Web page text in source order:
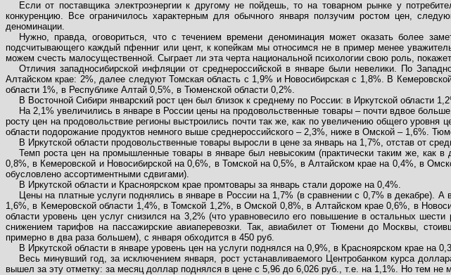
Если от поставщика электроэнергии к другому не пойдешь, то на товарном рынке у
конкуренцию. Все ограничилось характерным для обычного января ползучим ростом цен,
деноминации.
Нужно, правда, оговориться, что с течением времени деноминация может оказать более
подсчитывающего каждый пфенниг или цент, к копейкам мы относимся не в пример менее
можем счесть малосущественной. Сыграет ли эта черта национальной психологии свою роль,
Отличия западносибирской инфляции от среднероссийской в январе были невелики. По
Алтайском крае: 2%, далее следуют Томская область с 1,9% и Новосибирская с 1,8%. В
области 1%, в Республике Алтай 0,5%, в Тюменской области 0,2%.
В Восточной Сибири январский рост цен был близок к среднему по России: в Иркутской области
На 2,1% увеличились в январе в России цены на продовольственные товары – почти вдвое
росту цен на продовольствие регионы выстроились почти так же, как по увеличению общего
области подорожание продуктов немного выше среднероссийского – 2,3%, ниже в Омской – 1,6%.
В Иркутской области продовольственные товары выросли в цене за январь на 1,7%, отстав от
Темп роста цен на промышленные товары в январе был невысоким (практически таким же, как
0,8%, в Кемеровской и Новосибирской на 0,6%, в Томской на 0,5%, в Алтайском крае на 0,4%, в
обусловлено ассортиментными сдвигами).
В Иркутской области и Красноярском крае промтовары за январь стали дороже на 0,4%.
Цены на платные услуги поднялись в январе в России на 1,7% (в сравнении с 0,7% в декабре).
1,6%, в Кемеровской области 1,4%, в Томской 1,2%, в Омской 0,8%, в Алтайском крае 0,6%, в
области уровень цен услуг снизился на 3,2% (что уравновесило его повышение в остальных
снижением тарифов на пассажирские авиаперевозки. Так, авиабилет от Тюмени до Москвы,
примерно в два раза большем), с января обходится в 450 руб.
В Иркутской области в январе уровень цен на услуги поднялся на 0,9%, в Красноярском крае на
Весь минувший год, за исключением января, рост устанавливаемого Центробанком курса
вышел за эту отметку: за месяц доллар поднялся в цене с 5,96 до 6,026 руб., т.е. на 1,1%. Но тем не